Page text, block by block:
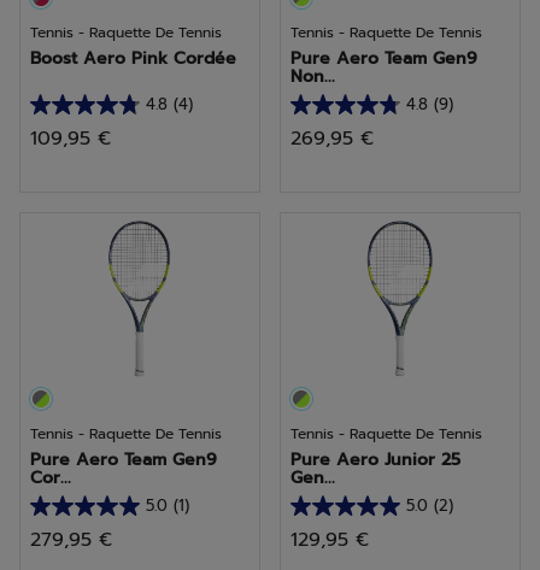
Tennis - Raquette De Tennis
Boost Aero Pink Cordée
4.8 (4)
4.8
sur
109,95 €
Tennis - Raquette De Tennis
Pure Aero Team Gen9
Non...
4.8 (9)
4.8
sur
269,95 €
Tennis - Raquette De Tennis
Pure Aero Team Gen9
Cor...
5.0 (1)
5.0
sur
279,95 €
Tennis - Raquette De Tennis
Pure Aero Junior 25
Gen...
5.0 (2)
5.0
sur
129,95 €